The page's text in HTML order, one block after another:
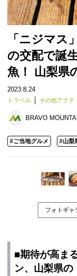
「ニジマス
の交配で誕
魚！ 山梨県
2023.8.24
トラベル その他アクテ
BRAVO
#ご当地グルメ #山梨
フォトギ
■期待が高ま
ン、 山梨県の